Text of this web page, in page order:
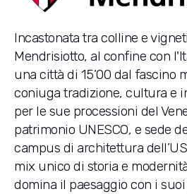
Incastonata tra colline e
Mendrisiotto, al confine con
una città di 15’00 dal fascino
coniuga tradizione, cultura e
per le sue processioni del
patrimonio UNESCO, e sede
campus di architettura
mix unico di storia e
domina il paesaggio con i